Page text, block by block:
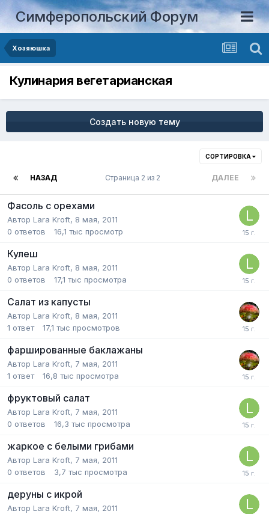
Симферопольский Форум
Хозяюшка
Кулинария вегетарианская
Создать новую тему
СОРТИРОВКА
НАЗАД ДАЛЕЕ
Страница 2 из 2
Фасоль с орехами
Автор Lara Kroft, 8 мая, 2011
0 ответов 16,1 тыс просмотр
Кулеш
Автор Lara Kroft, 8 мая, 2011
0 ответов 17,1 тыс просмотра
Салат из капусты
Автор Lara Kroft, 8 мая, 2011
1 ответ 17,1 тыс просмотров
фаршированные баклажаны
Автор Lara Kroft, 7 мая, 2011
1 ответ 16,8 тыс просмотра
фруктовый салат
Автор Lara Kroft, 7 мая, 2011
0 ответов 16,3 тыс просмотра
жаркое с белыми грибами
Автор Lara Kroft, 7 мая, 2011
0 ответов 3,7 тыс просмотра
деруны с икрой
Автор Lara Kroft, 7 мая, 2011